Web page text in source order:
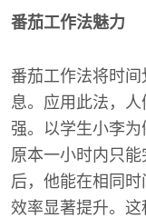
番茄工作法魅力
番茄工作法将时
息。应用此法，
强。以学生小李为
原本一小时内只
后，他能在相同
效率显著提升。